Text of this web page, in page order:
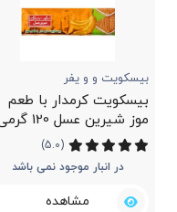
بیسکویت و و یفر
بیسکویت کرمدار با طعم
موز شیرین عسل 120 گرمی
(5.0)
در انبار موجود نمی باشد
مشاهده